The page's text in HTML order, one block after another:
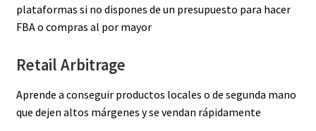
plataformas si no dispones de un presupuesto para hacer
FBA o compras al por mayor
Retail Arbitrage
Aprende a conseguir productos locales o de segunda mano
que dejen altos márgenes y se vendan rápidamente